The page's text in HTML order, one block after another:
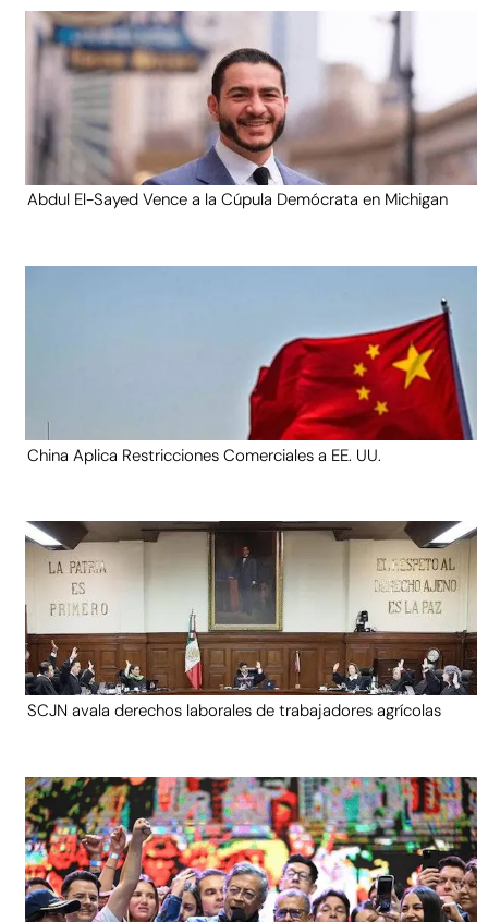
Abdul El-Sayed Vence a la Cúpula Demócrata en Michigan
China Aplica Restricciones Comerciales a EE. UU.
SCJN avala derechos laborales de trabajadores agrícolas